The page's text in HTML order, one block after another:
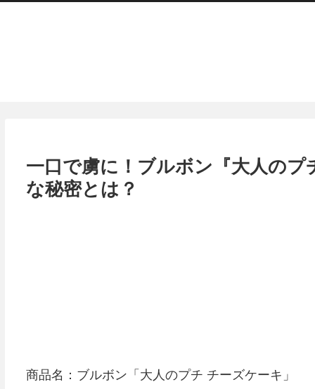
一口で虜に！ブルボン『大人の
な秘密とは？
商品名：ブルボン「大人のプチ チーズケーキ」